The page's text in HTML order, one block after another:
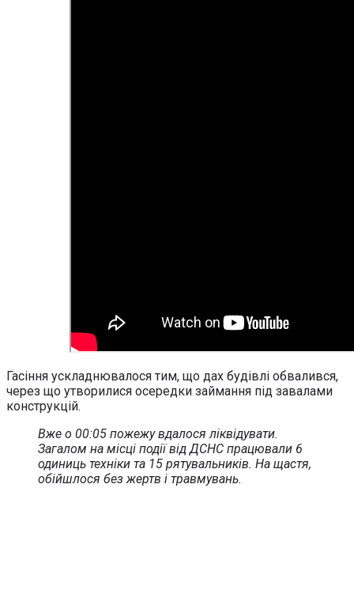
Гасіння ускладнювалося тим, що дах будівлі обвалився,
через що утворилися осередки займання під завалами
конструкцій.
Вже о 00:05 пожежу вдалося ліквідувати.
Загалом на місці події від ДСНС працювали 6
одиниць техніки та 15 рятувальників. На щастя,
обійшлося без жертв і травмувань.